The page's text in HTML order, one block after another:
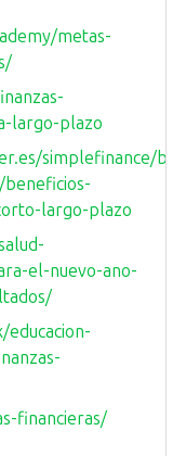
metas-
largo-plazo
simplefinance/
largo-plazo
el-nuevo-ano-
financieras/